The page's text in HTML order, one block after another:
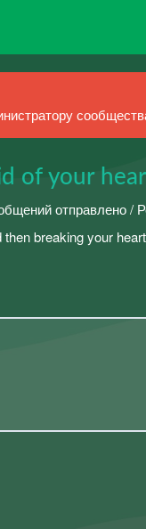
of your
отправлено /
breaking your